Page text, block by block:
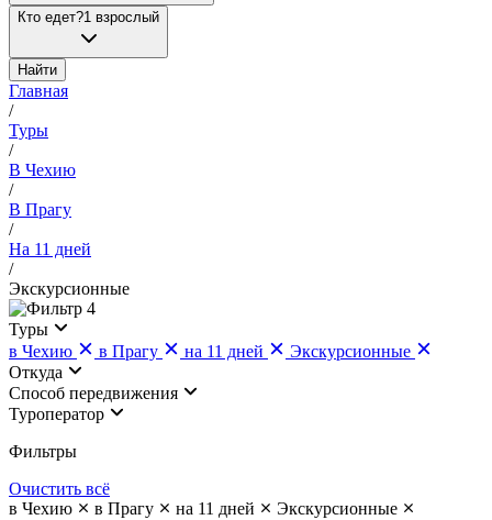
Кто едет?1 взрослый
Найти
Главная
/
Туры
/
В Чехию
/
В Прагу
/
На 11 дней
/
Экскурсионные
4
Туры
в Чехию
в Прагу на 11 дней
Экскурсионные
Откуда
Cпособ передвижения
Туроператор
Фильтры
Очистить всё
в Чехию
в Прагу на 11 дней
Экскурсионные